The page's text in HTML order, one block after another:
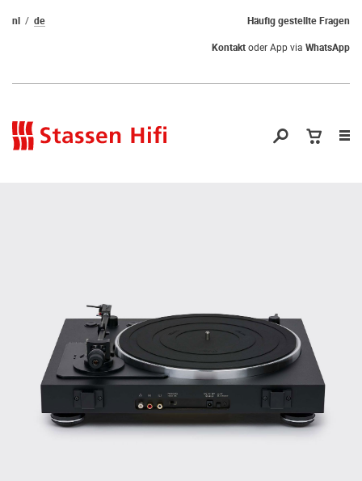
Häufig gestellte Fragen
nl
de
Kontaktoder App via WhatsApp